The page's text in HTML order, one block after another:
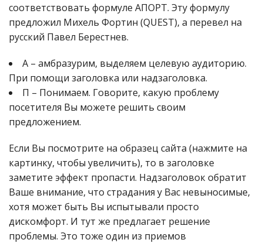
соответствовать формуле АПОРТ. Эту формулу
предложил Михель Фортин (QUEST), а перевел на
русский Павел Берестнев.
А – амбразурим, выделяем целевую аудиторию.
При помощи заголовка или надзаголовка.
П – Понимаем. Говорите, какую проблему
посетителя Вы можете решить своим
предложением.
Если Вы посмотрите на образец сайта (нажмите на
картинку, чтобы увеличить), то в заголовке
заметите эффект пропасти. Надзаголовок обратит
Ваше внимание, что страдания у Вас невыносимые,
хотя может быть Вы испытывали просто
дискомфорт. И тут же предлагает решение
проблемы. Это тоже один из приемов